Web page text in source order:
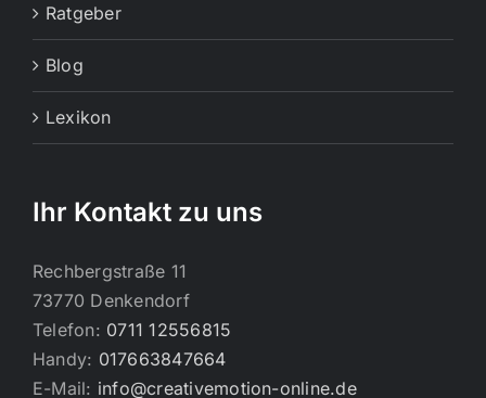
Ratgeber
Blog
Lexikon
Ihr Kontakt zu uns
Rechbergstraße 11
73770 Denkendorf
Telefon: 0711 12556815
Handy: 017663847664
E-Mail: info@creativemotion-online.de